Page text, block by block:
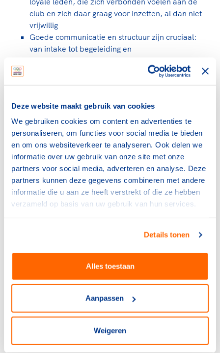
Deze website maakt gebruik van cookies
We gebruiken cookies om content en advertenties te
personaliseren, om functies voor social media te bieden
en om ons websiteverkeer te analyseren. Ook delen we
informatie over uw gebruik van onze site met onze
partners voor social media, adverteren en analyse. Deze
partners kunnen deze gegevens combineren met andere
informatie die u aan ze heeft verstrekt of die ze hebben
verzameld op basis van uw gebruik van hun services.
Details tonen
Alles toestaan
Aanpassen
Weigeren
club en zich daar graag voor inzetten, al dan niet
vrijwillig
Goede communicatie en structuur zijn cruciaal:
van intake tot begeleiding en
Ouders zijn enthousiast over objectieve
begeleiding en zichtbaar plezier bij de jonge
Fysieke aanwezigheid (bureau in de kantine) zorgt
voor laagdrempelige werving en persoonlijk
contact voor de trainers.
Een oplopende vergoeding per seizoen stimuleert
langdurige inzet.
Jaarlijkse evaluaties met ruimte voor feedback
bevorderen persoonlijke groei én kwaliteit van
trainingen.
De aanpak is schaalbaar en wordt inmiddels ook
en goed begeleid, en zien dat hun kinderen met plezier
trainen. Jaarlijks vinden ontwikkelgesprekken plaats
met de trainers, waarbij ook feedback van ouders via
evaluatieformulieren wordt meegenomen.
vijftig jeugdtrainers. De kwaliteit van de trainingen is
toegenomen doordat trainers de mogelijkheid krijgen